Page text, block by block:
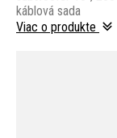
káblová sada
Viac o produkte